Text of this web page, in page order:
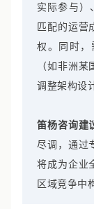
实际参与）
匹配的运营
权。同时
（如非洲
调整架构设
笛杨咨询建
尽调，通过
将成为企业
区域竞争中